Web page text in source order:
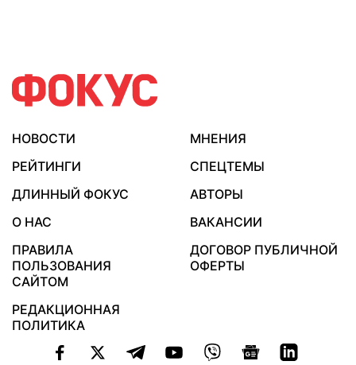
НОВОСТИ
МНЕНИЯ
РЕЙТИНГИ
СПЕЦТЕМЫ
ДЛИННЫЙ ФОКУС
АВТОРЫ
О НАС
ВАКАНСИИ
ПРАВИЛА
ПОЛЬЗОВАНИЯ
САЙТОМ
ДОГОВОР ПУБЛИЧНОЙ
ОФЕРТЫ
РЕДАКЦИОННАЯ
ПОЛИТИКА